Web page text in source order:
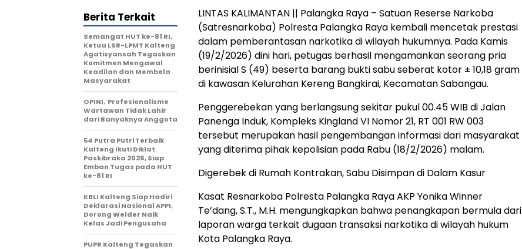
LINTAS KALIMANTAN || Palangka Raya – Satuan Reserse Narkoba
(Satresnarkoba) Polresta Palangka Raya kembali mencetak prestasi
dalam pemberantasan narkotika di wilayah hukumnya. Pada Kamis
(19/2/2026) dini hari, petugas berhasil mengamankan seorang pria
berinisial S (49) beserta barang bukti sabu seberat kotor ± 10,18 gram
di kawasan Kelurahan Kereng Bangkirai, Kecamatan Sabangau.
Penggerebekan yang berlangsung sekitar pukul 00.45 WIB di Jalan
Panenga Induk, Kompleks Kingland VI Nomor 21, RT 001 RW 003
tersebut merupakan hasil pengembangan informasi dari masyarakat
yang diterima pihak kepolisian pada Rabu (18/2/2026) malam.
Digerebek di Rumah Kontrakan, Sabu Disimpan di Dalam Kasur
Kasat Resnarkoba Polresta Palangka Raya AKP Yonika Winner
Te’dang, S.T., M.H. mengungkapkan bahwa penangkapan bermula dari
laporan warga terkait dugaan transaksi narkotika di wilayah hukum
Kota Palangka Raya.
Berita Terkait
Semangat HUT ke-81 RI,
Ketua LSR-LPMT Kalteng
Agatisyansah Tegaskan
Komitmen Mengawal
Keadilan dan Membela
Masyarakat
OPINI, Profesionalisme
Wartawan Tidak Lahir
dari Banyaknya Anggota
54 Putra Putri Terbaik
Kalteng Ikuti Diklat
Paskibraka 2026, Siap
Emban Tugas pada HUT
ke-81 RI
KBLI Kalteng Siap Hadiri
Deklarasi Nasional APPI,
Dorong Welder Naik
Kelas Jadi Pengusaha
PUPR Kalteng Tegaskan